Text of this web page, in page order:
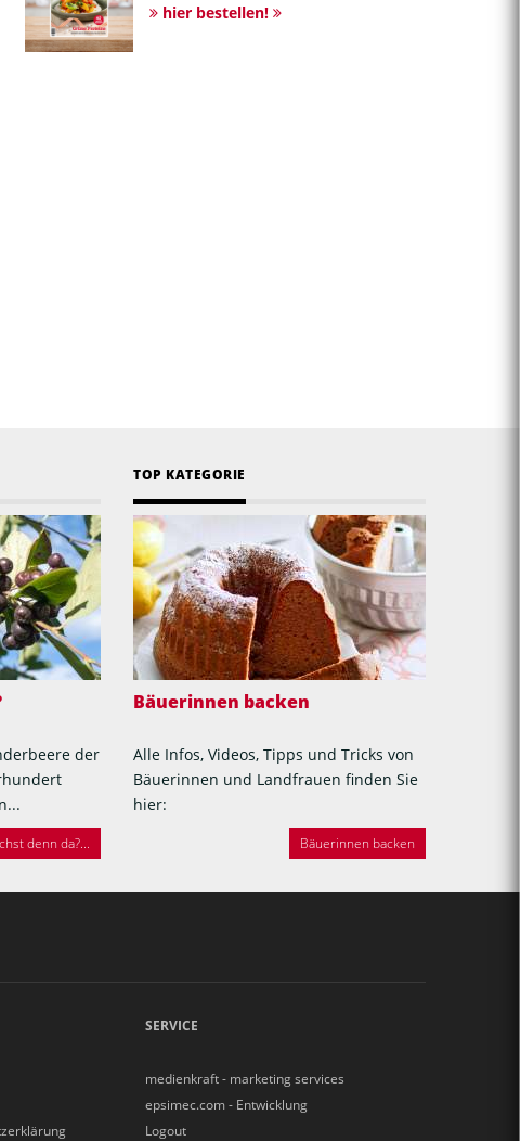
hier bestellen!
der
denn da?...
TOP KATEGORIE
Bäuerinnen backen
Alle Infos, Videos, Tipps und Tricks von
Bäuerinnen und Landfrauen finden Sie
hier:
Bäuerinnen backen
SERVICE
medienkraft - marketing services
epsimec.com - Entwicklung
Logout